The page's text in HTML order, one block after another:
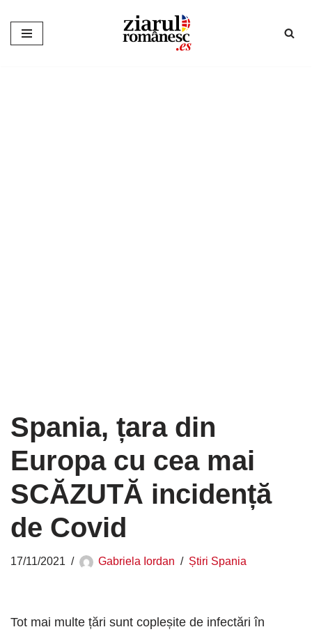
Sari
Spania, țara din
Europa cu cea mai
SCĂZUTĂ incidență
de Covid
17/11/2021 Gabriela Iordan Știri Spania
Tot mai multe țări sunt copleșite de infectări în